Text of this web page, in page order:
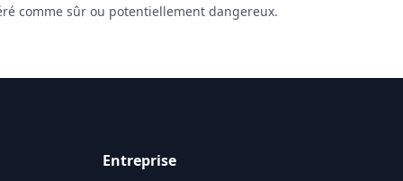
comme sûr ou potentiellement dangereux.
Entreprise